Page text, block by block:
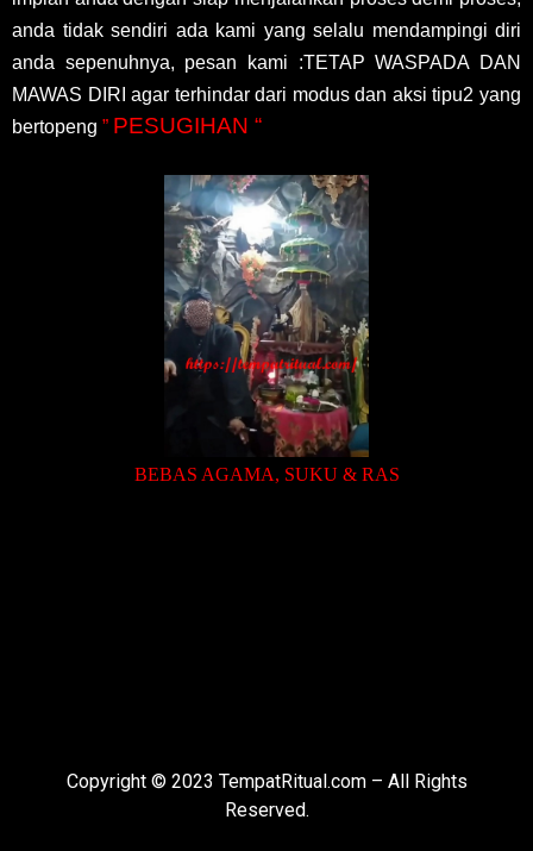
anda tidak sendiri ada kami yang selalu mendampingi diri
anda sepenuhnya, pesan kami :TETAP WASPADA DAN
MAWAS DIRI agar terhindar dari modus dan aksi tipu2 yang
bertopeng ” PESUGIHAN “
BEBAS AGAMA, SUKU & RAS
Copyright © 2023 TempatRitual.com – All Rights
Reserved.